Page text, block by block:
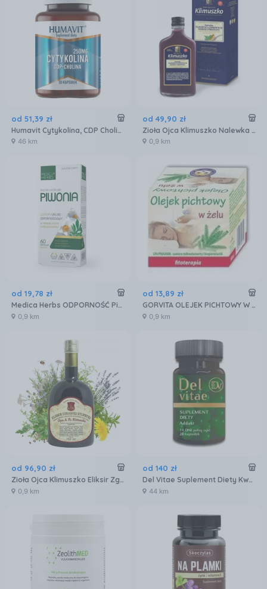
od 51,39 zł
Humavit Cytykolina, CDP Cholina 30 kaps.
46 km
od 49,90 zł
Zioła Ojca Klimuszko Nalewka Wspierająca Prawidłową Pracę Nerek 200ml
0,9 km
od 19,78 zł
Medica Herbs ODPORNOŚĆ Piwonia 600 mg 60 kaps
0,9 km
od 13,89 zł
GORVITA OLEJEK PICHTOWY W ŻELU 100 ML
0,9 km
od 96,90 zł
Zioła Ojca Klimuszko Eliksir Zgrabnej Sylwetki 750Ml
0,9 km
od 140 zł
Del Vitae Suplement Diety Kwas Humusowy 28kaps
44 km